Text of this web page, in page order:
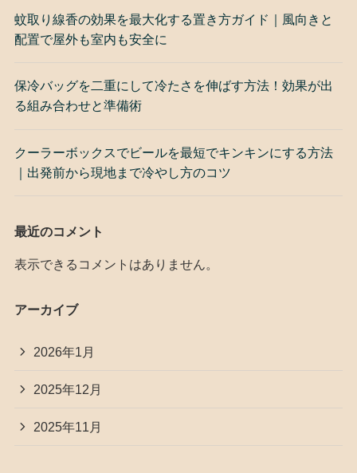
蚊取り線香の効果を最大化する置き方ガイド｜風向きと
配置で屋外も室内も安全に
保冷バッグを二重にして冷たさを伸ばす方法！効果が出
る組み合わせと準備術
クーラーボックスでビールを最短でキンキンにする方法
｜出発前から現地まで冷やし方のコツ
最近のコメント
表示できるコメントはありません。
アーカイブ
2026年1月
2025年12月
2025年11月